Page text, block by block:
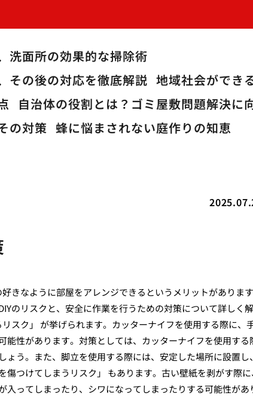
洗面所の効果的な掃除術
その後の対応を徹底解説 地域社会ができ
自治体の役割とは？ゴミ屋敷問題解決に
の対策 蜂に悩まされない庭作りの知恵
きなように部屋をアレンジできるというメリットがあります
のリスクと、安全に作業を行うための対策について詳しく
スク」 が挙げられます。カッターナイフを使用する際に、
性があります。対策としては、カッターナイフを使用する
う。また、脚立を使用する際には、安定した場所に設置し、
つけてしまうリスク」 もあります。古い壁紙を剥がす際に
ってしまったり、シワになってしまったりする可能性があ